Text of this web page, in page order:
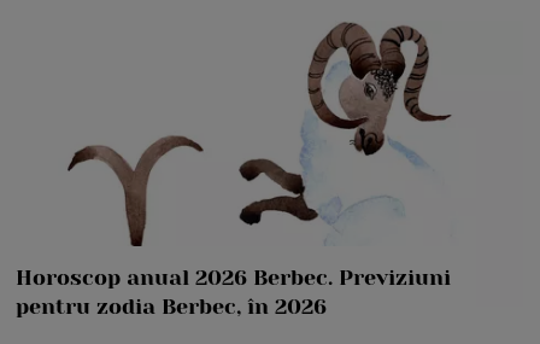
Horoscop anual 2026 Berbec. Previziuni
pentru zodia Berbec, în 2026